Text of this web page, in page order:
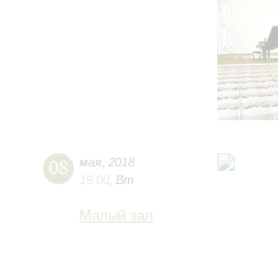
08 мая 2018
19:00 Вт
Малый зал